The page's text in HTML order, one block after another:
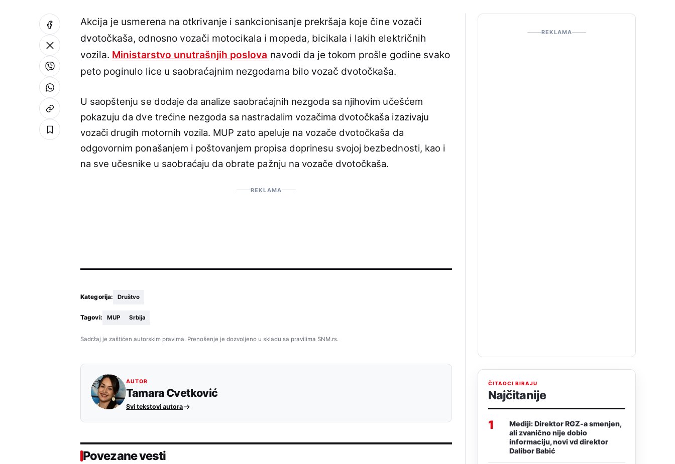
Akcija je usmerena na otkrivanje i sankcionisanje prekršaja koje čine vozači
dvotočkaša, odnosno vozači motocikala i mopeda, bicikala i lakih električnih
vozila. Ministarstvo unutrašnjih poslova navodi da je tokom prošle godine svako
peto poginulo lice u saobraćajnim nezgodama bilo vozač dvotočkaša.
U saopštenju se dodaje da analize saobraćajnih nezgoda sa njihovim učešćem
pokazuju da dve trećine nezgoda sa nastradalim vozačima dvotočkaša izazivaju
vozači drugih motornih vozila. MUP zato apeluje na vozače dvotočkaša da
odgovornim ponašanjem i poštovanjem propisa doprinesu svojoj bezbednosti, kao i
na sve učesnike u saobraćaju da obrate pažnju na vozače dvotočkaša.
REKLAMA
Kategorija: Društvo
Tagovi: MUP Srbija
Sadržaj je zaštićen autorskim pravima. Prenošenje je dozvoljeno u skladu sa pravilima SNM.rs.
AUTOR
Tamara Cvetković
Svi tekstovi autora
Povezane vesti
REKLAMA
ČITAOCI BIRAJU
Najčitanije
1
Mediji: Direktor RGZ-a smenjen,
ali zvanično nije dobio
informaciju, novi vd direktor
Dalibor Babić